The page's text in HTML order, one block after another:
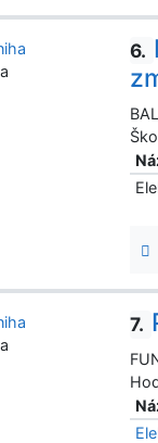
6.
7.